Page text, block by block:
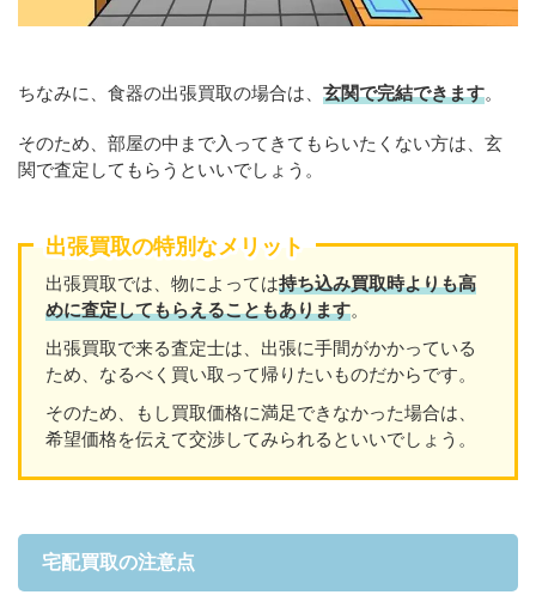
ちなみに、食器の出張買取の場合は、 玄関で完結できます。
そのため、部屋の中まで入ってきてもらいたくない方は、玄
関で査定してもらうといいでしょう。
出張買取の特別なメリット
出張買取では、物によっては持ち込み買取時よりも高
めに査定してもらえることもあります。
出張買取で来る査定士は、出張に手間がかかっている
ため、なるべく買い取って帰りたいものだからです。
そのため、もし買取価格に満足できなかった場合は、
希望価格を伝えて交渉してみられるといいでしょう。
宅配買取の注意点